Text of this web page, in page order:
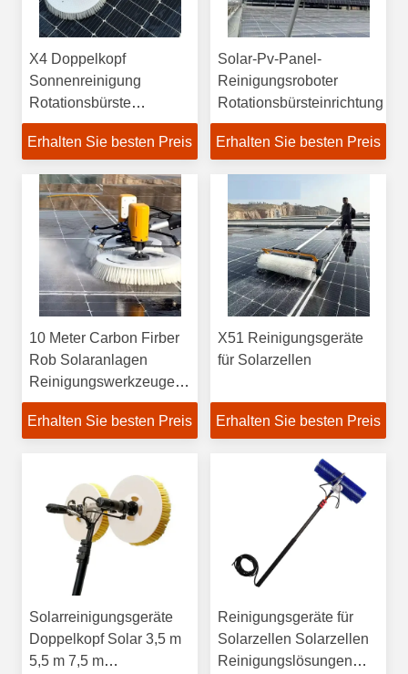
X4 Doppelkopf
Sonnenreinigung
Rotationsbürste
Weichbürste
Erhalten Sie besten Preis
Solar-Pv-Panel-
Reinigungsroboter
Rotationsbürsteinrichtung
Erhalten Sie besten Preis
10 Meter Carbon Firber
Rob Solaranlagen
Reinigungswerkzeuge
Ausrüstung
Erhalten Sie besten Preis
X51 Reinigungsgeräte
für Solarzellen
Erhalten Sie besten Preis
Solarreinigungsgeräte
Doppelkopf Solar 3,5 m
5,5 m 7,5 m
Reinigungsgeräte für
Solarzellen Solarzellen
Reinigungslösungen